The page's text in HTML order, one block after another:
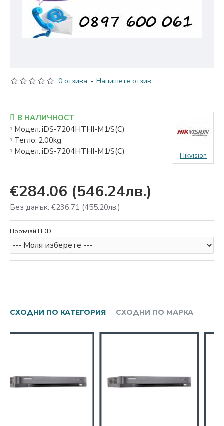
0 отзива - Напишете отзив
€284.06 (546.24лв.)
Без данък: €236.71 (455.20лв.)
В НАЛИЧНОСТ
Модел: iDS-7204HTHI-M1/S(C)
Тегло: 2.00kg
Модел: iDS-7204HTHI-M1/S(C) Hikvision
Поръчай HDD
СХОДНИ ПО КАТЕГОРИЯ СХОДНИ ПО МАРКА